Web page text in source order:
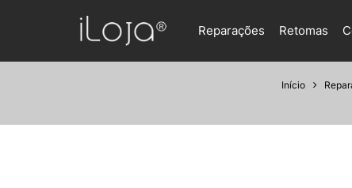
Reparações Retomas
Início